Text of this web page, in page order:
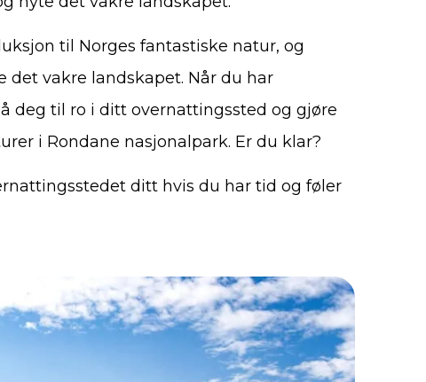
til Norges fantastiske natur, og
det vakre landskapet. Når du har
deg til ro i ditt overnattingssted og gjøre
i Rondane nasjonalpark. Er du klar?
ditt hvis du har tid og føler